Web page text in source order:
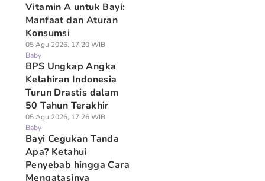
Vitamin A untuk Bayi:
Manfaat dan Aturan
Konsumsi
05 Agu 2026, 17:20 WIB
Baby
BPS Ungkap Angka
Kelahiran Indonesia
Turun Drastis dalam
50 Tahun Terakhir
05 Agu 2026, 17:26 WIB
Baby
Bayi Cegukan Tanda
Apa? Ketahui
Penyebab hingga Cara
Mengatasinya